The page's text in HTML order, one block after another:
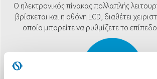
Ο ηλεκτρονικός πίνακας πολλαπλής
βρίσκεται και η οθόνη LCD, διαθέτει
οποίο μπορείτε να ρυθμίζετε το